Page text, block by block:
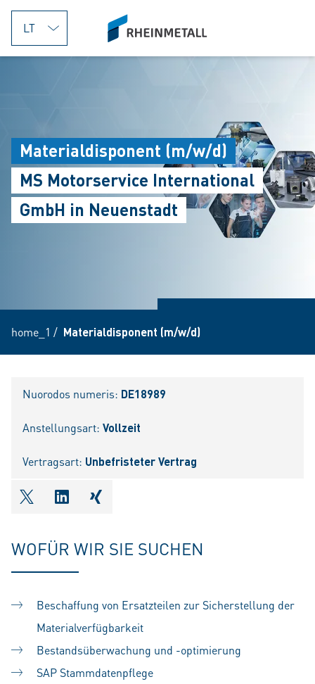
jumpToMain
siteLogo
Materialdisponent (m/w/d)
MS Motorservice International
GmbH in Neuenstadt
home_1 / Materialdisponent (m/w/d)
Nuorodos numeris: DE18989
Anstellungsart: Vollzeit
Vertragsart: Unbefristeter Vertrag
shareOntwitter
shareOnlinkedIn
shareOnxing
WOFÜR WIR SIE SUCHEN
Beschaffung von Ersatzteilen zur Sicherstellung der
Materialverfügbarkeit
Bestandsüberwachung und -optimierung
SAP Stammdatenpflege